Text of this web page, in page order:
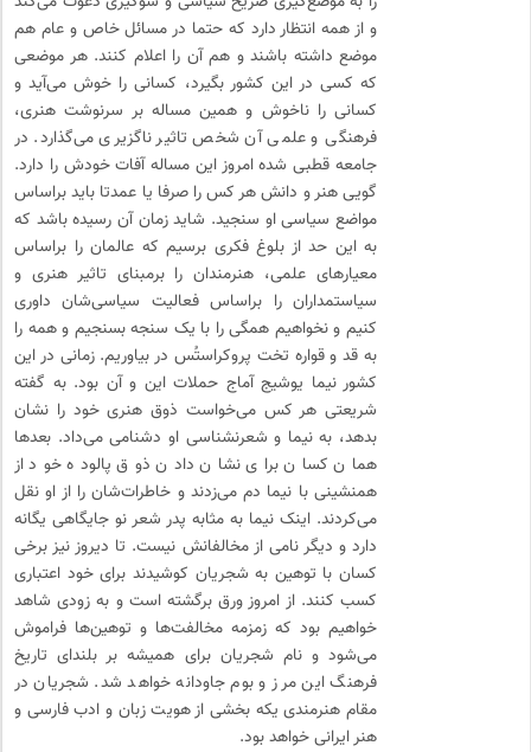
و از همه انتظار دارد که حتما در مسائل خاص و عام هم
موضع داشته باشند و هم آن را اعلام کنند. هر موضعی
که کسی در این کشور بگیرد، کسانی را خوش می‌آید و
کسانی را ناخوش و همین مساله بر سرنوشت هنری،
فرهنگی و علمی آن شخص تاثیر ناگزیری می‌گذارد. در
جامعه قطبی شده امروز این مساله آفات خودش را دارد.
گویی هنر و دانش هر کس را صرفا یا عمدتا باید براساس
مواضع سیاسی او سنجید. شاید زمان آن رسیده باشد که
به این حد از بلوغ فکری برسیم که عالمان را براساس
معیارهای علمی، هنرمندان را برمبنای تاثیر هنری و
سیاستمداران را براساس فعالیت سیاسی‌شان داوری
کنیم و نخواهیم همگی را با یک سنجه بسنجیم و همه را
به قد و قواره تخت پروکراستُس در بیاوریم. زمانی در این
کشور نیما یوشیج آماج حملات این و آن بود. به گفته
شریعتی هر کس می‌خواست ذوق هنری خود را نشان
بدهد، به نیما و شعرنشناسی او دشنامی می‌داد. بعدها
همان کسان برای نشان دادن ذوق پالوده خود از
همنشینی با نیما دم می‌زدند و خاطرات‌شان را از او نقل
می‌کردند. اینک نیما به مثابه پدر شعر نو جایگاهی یگانه
دارد و دیگر نامی از مخالفانش نیست. تا دیروز نیز برخی
کسان با توهین به شجریان کوشیدند برای خود اعتباری
کسب کنند. از امروز ورق برگشته است و به زودی شاهد
خواهیم بود که زمزمه مخالفت‌ها و توهین‌ها فراموش
می‌شود و نام شجریان برای همیشه بر بلندای تاریخ
فرهنگ این مرز و بوم جاودانه خواهد شد. شجریان در
مقام هنرمندی یکه بخشی از هویت زبان و ادب فارسی و
هنر ایرانی خواهد بود.